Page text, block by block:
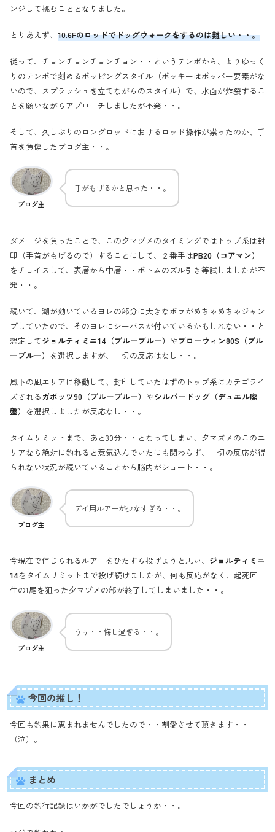
ンジして挑むこととなりました。
とりあえず、 10.6Fのロッドでドッグウォークをするのは難しい・・。
従って、チョンチョンチョンチョン・・というテンポから、よりゆっく
りのテンポで刻めるポッピングスタイル（ポッキーはポッパー要素がな
いので、スプラッシュを立てながらのスタイル）で、水面が炸裂するこ
とを願いながらアプローチしましたが不発・・。
そして、久しぶりのロングロッドにおけるロッド操作が祟ったのか、手
首を負傷したブログ主・・。
ブログ主
手がもげるかと思った・・。
ダメージを負ったことで、この夕マヅメのタイミングではトップ系は封
印（手首がもげるので）することにして、２番手はPB20（コアマン）
をチョイスして、表層から中層・・ボトムのズル引き等試しましたが不
発・・。
続いて、潮が効いているヨレの部分に大きなボラがめちゃめちゃジャン
プしていたので、そのヨレにシーバスが付いているかもしれない・・と
想定してジョルティミニ14（ブルーブルー） やブローウィン80S（ブル
ーブルー） を選択しますが、一切の反応はなし・・。
風下の凪エリアに移動して、封印していたはずのトップ系にカテゴライ
ズされるガボッツ90（ブルーブルー） やシルバードッグ（デュエル廃
盤） を選択しましたが反応なし・・。
タイムリミットまで、あと30分・・となってしまい、夕マズメのこのエ
リアなら絶対に釣れると意気込んでいたにも関わらず、一切の反応が得
られない状況が続いていることから脳内がショート・・。
ブログ主
デイ用ルアーが少なすぎる・・。
今現在で信じられるルアーをひたすら投げようと思い、 ジョルティミニ
14をタイムリミットまで投げ続けましたが、何も反応がなく、起死回
生の1尾を狙った夕マヅメの部が終了してしまいました・・。
ブログ主
うぅ・・悔し過ぎる・・。
今回の推し！
今回も釣果に恵まれませんでしたので・・割愛させて頂きます・・
（泣）。
まとめ
今回の釣行記録はいかがでしたでしょうか・・。